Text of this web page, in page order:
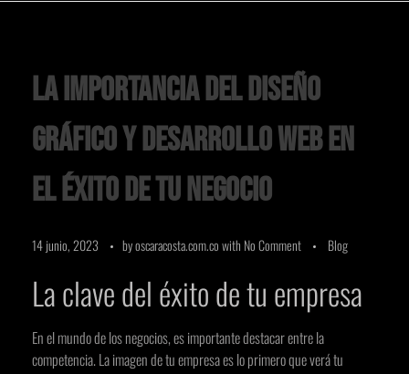
La importancia del diseño
gráfico y desarrollo web en
el éxito de tu negocio
14 junio, 2023 byoscaracosta.com.cowith No Comment Blog
La clave del éxito de tu empresa
En el mundo de los negocios, es importante destacar entre la
competencia. La imagen de tu empresa es lo primero que verá tu